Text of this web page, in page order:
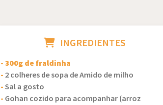
INGREDIENTES
- 300g de fraldinha
- 2 colheres de sopa de Amido de milho
-Sal a gosto
- Gohan cozido para acompanhar (arroz